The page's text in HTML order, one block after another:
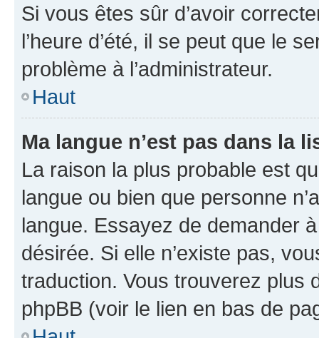
Si vous êtes sûr d’avoir
l’heure d’été, il se peut que le
problème à l’administrateur.
Haut
Ma langue n’est pas dans la
La raison la plus probable est
langue ou bien que personne
langue. Essayez de demander
désirée. Si elle n’existe pas,
traduction. Vous trouverez plus
phpBB (voir le lien en bas de